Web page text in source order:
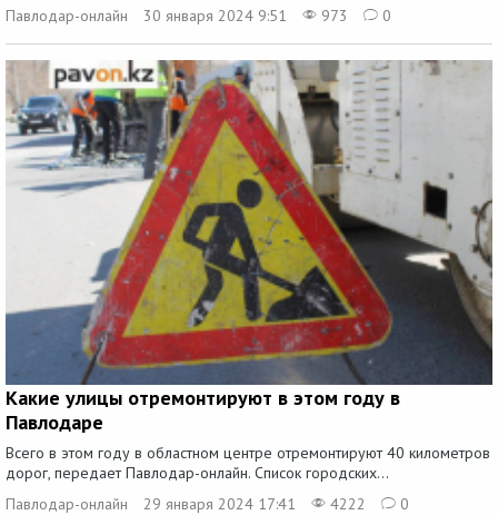
Павлодар-онлайн
30 января 2024 9:51 973 0
Какие улицы отремонтируют в этом году в
Павлодаре
Всего в этом году в областном центре отремонтируют 40 километров
дорог, передает Павлодар-онлайн. Список городских...
Павлодар-онлайн
29 января 2024 17:41 4222 0